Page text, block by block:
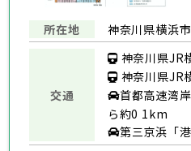
所在地 神奈川県横浜
交通
神奈川県JR
神奈川県JR
首都高速湾
ら約0 1km
第三京浜「